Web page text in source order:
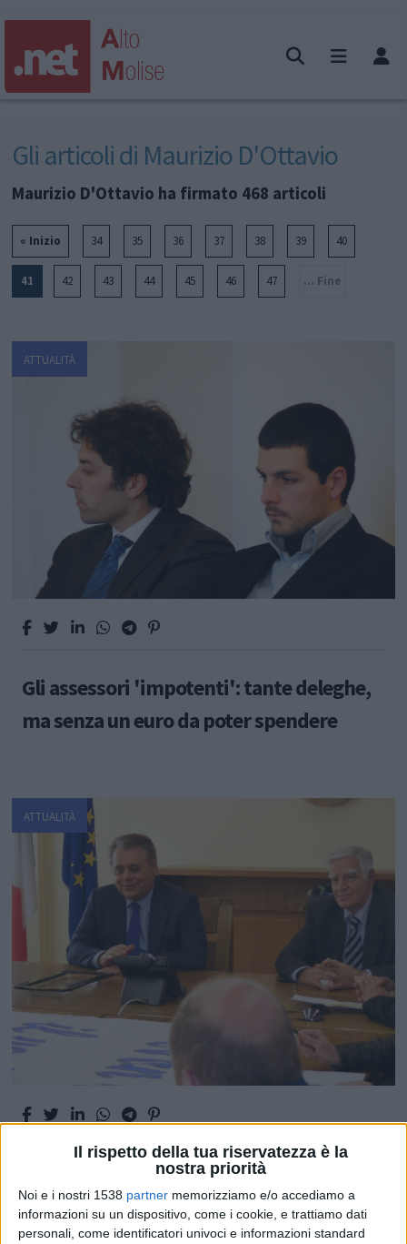
Il rispetto della tua riservatezza è la
nostra priorità
Noi e i nostri 1538 partner memorizziamo e/o accediamo a
informazioni su un dispositivo, come i cookie, e trattiamo dati
personali, come identificatori univoci e informazioni standard
Gli articoli di Maurizio D'Ottavio
Maurizio D'Ottavio ha firmato 468 articoli
« Inizio 34 35 36 37 38 39 40
41 42 43 44 45 46 47 ... Fine
ATTUALITÀ
Gli assessori 'impotenti': tante deleghe,
ma senza un euro da poter spendere
ATTUALITÀ
IORIO A 'TELECAMERE': "L'OSPEDALE
CARACCIOLO DIVERRA' UNA RSA"FOTO